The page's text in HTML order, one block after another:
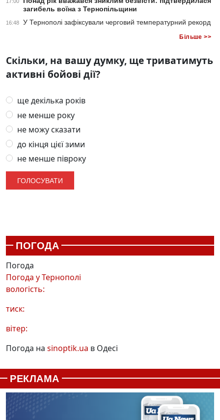
загибель воїна з Тернопільщини
16:48 У Тернополі зафіксували черговий температурний рекорд
Більше >>
Скільки, на вашу думку, ще триватимуть
активні бойові дії?
ще декілька років
не менше року
не можу сказати
до кінця цієї зими
не менше півроку
ПОГОДА
Погода
Погода уТернополі
вологість:
тиск:
вітер:
Погода на sinoptik.ua в Одесі
РЕКЛАМА